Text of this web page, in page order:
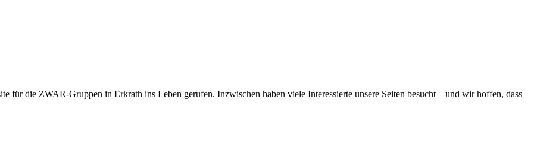
für die ZWAR-Gruppen in Erkrath ins Leben gerufen. Inzwischen haben viele Interessierte unsere Seiten besucht – und wir hoffen, dass